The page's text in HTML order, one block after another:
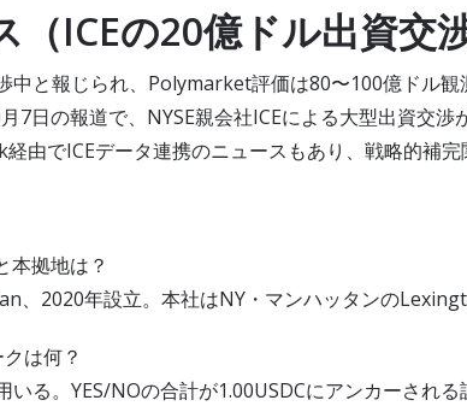
（ICEの20億ドル出資交
中と報じられ、Polymarket評価は80〜100億ドル観
7日の報道で、NYSE親会社ICEによる大型出資交渉
由でICEデータ連携のニュースもあり、戦略的補完
本拠地は？
、2020年設立。本社はNY・マンハッタンの
は何？
る。YES/NOの合計が1.00USDCにアンカーされる